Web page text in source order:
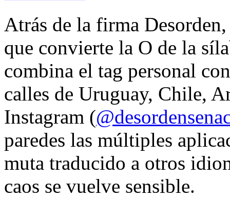
Atrás de la firma
que convierte la O de la
combina el tag personal
calles de Uruguay, Chile,
Instagram (
paredes las múltiples
muta traducido a otros
caos se vuelve sensible.